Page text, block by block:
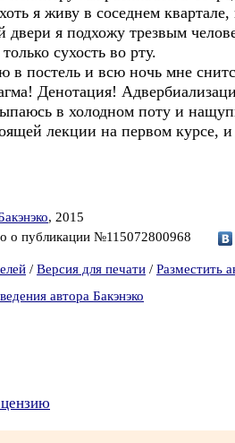
я живу в соседнем
двери я подхожу трезвым
сухость во рту.
в постель и всю ночь мне
Денотация!
в холодном поту и
лекции на первом курсе,
, 2015
о публикации №115072800968
/ Версия для печати / Разместить
автора Бакэнэко